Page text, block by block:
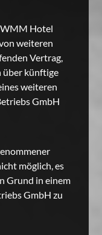
WMM Hotel
weiteren
Vertrag,
über künftige
weiteren
GmbH
möglich, es
Grund in einem
GmbH zu